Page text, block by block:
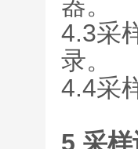
4.3采
录。
4.4采
5 采